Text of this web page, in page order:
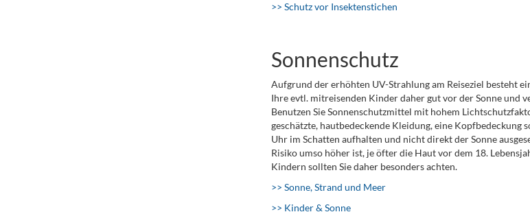
>> Schutz vor Insektenstichen
Sonnenschutz
Aufgrund der erhöhten UV-Strahlung am Reiseziel besteht
Ihre evtl. mitreisenden Kinder daher gut vor der Sonne und
Benutzen Sie Sonnenschutzmittel mit hohem
geschätzte, hautbedeckende Kleidung, eine
Uhr im Schatten aufhalten und nicht direkt der Sonne
Risiko umso höher ist, je öfter die Haut vor dem 18.
Kindern sollten Sie daher besonders achten.
>> Sonne, Strand und Meer
>> Kinder & Sonne